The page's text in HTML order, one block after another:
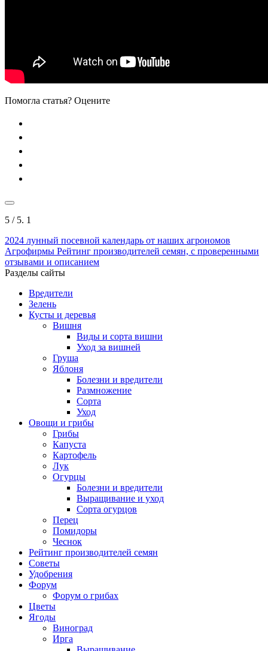
Помогла статья? Оцените
5 / 5. 1
2024 лунный посевной календарь от наших агрономов
Агрофирмы Рейтинг производителей семян, с проверенными
отзывами и описанием
Разделы сайты
Вредители
Зелень
Кусты и деревья
Вишня
Виды и сорта вишни
Уход за вишней
Груша
Яблоня
Болезни и вредители
Размножение
Сорта
Уход
Овощи и грибы
Грибы
Капуста
Картофель
Лук
Огурцы
Болезни и вредители
Выращивание и уход
Сорта огурцов
Перец
Помидоры
Чеснок
Рейтинг производителей семян
Советы
Удобрения
Форум
Форум о грибах
Цветы
Ягоды
Виноград
Ирга